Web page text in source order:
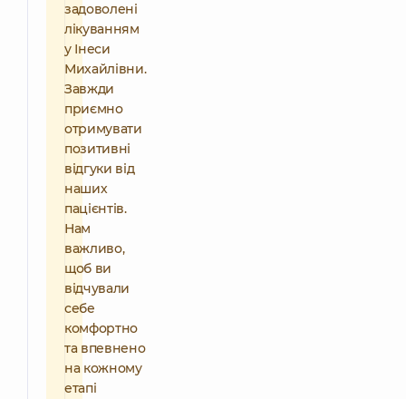
задоволені
лікуванням
у Інеси
Михайлівни.
Завжди
приємно
отримувати
позитивні
відгуки від
наших
пацієнтів.
Нам
важливо,
щоб ви
відчували
себе
комфортно
та впевнено
на кожному
етапі